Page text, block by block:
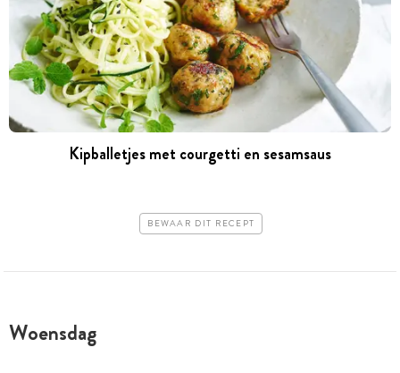
Kipballetjes met courgetti en sesamsaus
BEWAAR DIT RECEPT
Woensdag